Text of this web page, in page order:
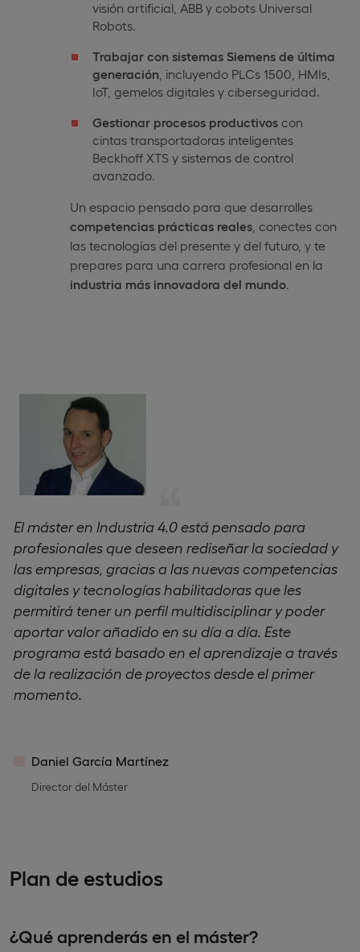
visión artificial, ABB y cobots Universal
Robots.
Trabajar con sistemas Siemens de última
generación, incluyendo PLCs 1500, HMIs,
IoT, gemelos digitales y ciberseguridad.
Gestionar procesos productivoscon
cintas transportadoras inteligentes
Beckhoff XTS y sistemas de control
avanzado.
Un espacio pensado para que desarrolles
competencias prácticas reales, conectes con
las tecnologías del presente y del futuro, y te
prepares para una carrera profesional en la
industria más innovadora del mundo.
El máster en Industria 4.0 está pensado para
profesionales que deseen rediseñar la sociedad y
las empresas, gracias a las nuevas competencias
digitales y tecnologías habilitadoras que les
permitirá tener un perfil multidisciplinar y poder
aportar valor añadido en su día a día. Este
programa está basado en el aprendizaje a través
de la realización de proyectos desde el primer
momento.
Daniel García Martínez
Director del Máster
Plan de estudios
¿Qué aprenderás en el máster?